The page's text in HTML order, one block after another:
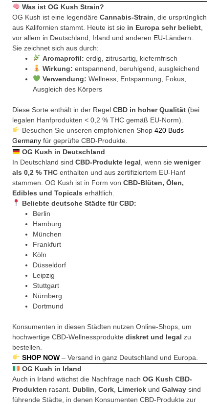
Was ist OG Kush Strain?
OG Kush ist eine legendäre Cannabis-Strain , die ursprünglich
aus Kalifornien stammt. Heute ist sie in Europa sehr beliebt
vor allem in Deutschland, Irland und anderen EU-Ländern.
Sie zeichnet sich aus durch:
Aromaprofil: erdig, zitrusartig, kiefernfrisch
Wirkung: entspannend, beruhigend, ausgleichend
Verwendung: Wellness, Entspannung, Fokus,
Ausgleich des Körpers
Diese Sorte enthält in der Regel CBD in hoher Qualität (bei
legalen Hanfprodukten < 0,2 % THC gemäß EU-Norm).
Besuchen Sie unseren empfohlenen Shop 420 Buds
Germany für geprüfte CBD-Produkte.
OG Kush in Deutschland
In Deutschland sind CBD-Produkte legal , wenn sie weniger
als 0,2 % THC enthalten und aus zertifiziertem EU-Hanf
stammen. OG Kush ist in Form von CBD-Blüten, Ölen,
Edibles und Topicals erhältlich.
Beliebte deutsche Städte für CBD:
Berlin
Hamburg
München
Frankfurt
Köln
Düsseldorf
Leipzig
Stuttgart
Nürnberg
Dortmund
Konsumenten in diesen Städten nutzen Online-Shops, um
hochwertige CBD-Wellnessprodukte diskret und legal zu
bestellen.
SHOP NOW– Versand in ganz Deutschland und Europa.
OG Kush in Irland
Auch in Irland wächst die Nachfrage nach OG Kush CBD-
Produkten rasant. Dublin Cork Limerick und Galway sind
führende Städte, in denen Konsumenten CBD-Produkte zur